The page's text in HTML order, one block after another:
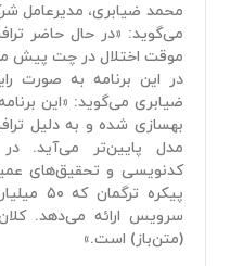
محمد ضیابری، مدیرعامل
می‌گوید: «در حال حاضر
موقت اختلال در چت پیش
در این برنامه به صورت
ضیابری می‌گوید: «این
بهسازی شده و به دلیل
مدل پایین‌تر می‌آید. در
کدنویسی و تحقیق‌های
پیکره
سرویس ارائه می‌دهد.
(متن‌باز) است.»